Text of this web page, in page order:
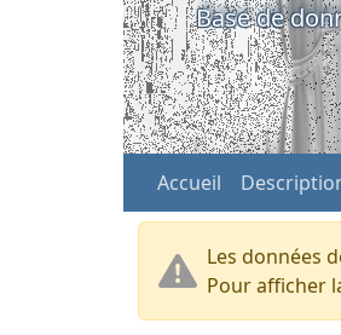
Base de
Accueil
Les données
Pour afficher